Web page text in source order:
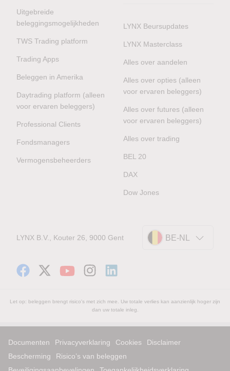
Uitgebreide
beleggingsmogelijkheden
TWS Trading platform
Trading Apps
Beleggen in Amerika
Daytrading platform (alleen
voor ervaren beleggers)
Professional Clients
Fondsmanagers
Vermogensbeheerders
LYNX Beursupdates
LYNX Masterclass
Alles over aandelen
Alles over opties (alleen
voor ervaren beleggers)
Alles over futures (alleen
voor ervaren beleggers)
Alles over trading
BEL 20
DAX
Dow Jones
LYNX B.V., Kouter 26, 9000 Gent BE-NL
Let op: beleggen brengt risico's met zich mee. Uw totale verlies kan aanzienlijk hoger zijn
dan uw totale inleg.
Documenten Privacyverklaring Cookies
Disclaimer
Bescherming
Risico’s van beleggen